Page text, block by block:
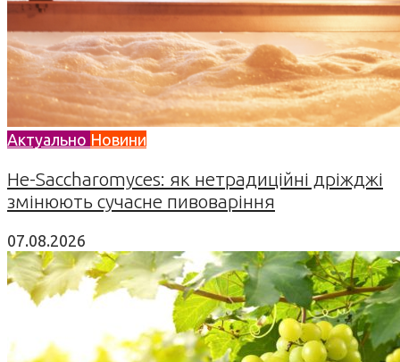
Актуально Новини
Не-Saccharomyces: як нетрадиційні дріжджі
змінюють сучасне пивоваріння
07.08.2026